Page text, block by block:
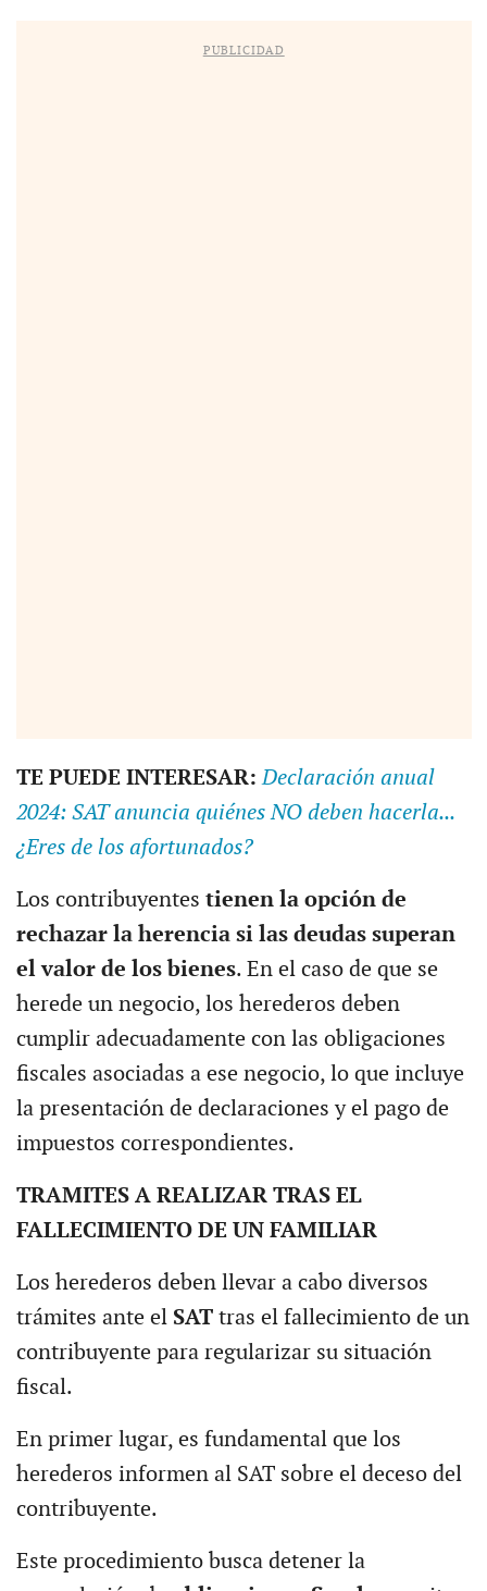
PUBLICIDAD
TE PUEDE INTERESAR:Declaración anual
2024: SAT anuncia quiénes NO deben hacerla...
¿Eres de los afortunados?
Los contribuyentes tienen la opción de
rechazar la herencia si las deudas superan
el valor de los bienes. En el caso de que se
herede un negocio, los herederos deben
cumplir adecuadamente con las obligaciones
fiscales asociadas a ese negocio, lo que incluye
la presentación de declaraciones y el pago de
impuestos correspondientes.
TRAMITES A REALIZAR TRAS EL
FALLECIMIENTO DE UN FAMILIAR
Los herederos deben llevar a cabo diversos
trámites ante el SAT tras el fallecimiento de un
contribuyente para regularizar su situación
fiscal.
En primer lugar, es fundamental que los
herederos informen al SAT sobre el deceso del
contribuyente.
Este procedimiento busca detener la